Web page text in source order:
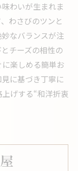
わいが生まれま
わさびのツンと
なバランスが注
チーズの相性の
楽しめる簡単お
に基づき丁寧に
げする“和洋折衷